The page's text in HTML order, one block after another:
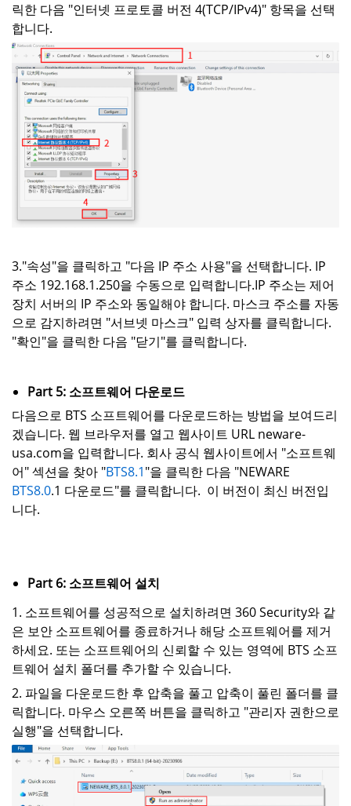
릭한 다음 "인터넷 프로토콜 버전 4(TCP/IPv4)" 항목을 선택
합니다.
3."속성"을 클릭하고 "다음 IP 주소 사용"을 선택합니다. IP
주소 192.168.1.250을 수동으로 입력합니다.IP 주소는 제어
장치 서버의 IP 주소와 동일해야 합니다. 마스크 주소를 자동
으로 감지하려면 "서브넷 마스크" 입력 상자를 클릭합니다.
"확인"을 클릭한 다음 "닫기"를 클릭합니다.
Part 5: 소프트웨어 다운로드
다음으로 BTS 소프트웨어를 다운로드하는 방법을 보여드리
겠습니다. 웹 브라우저를 열고 웹사이트 URL neware-
usa.com을 입력합니다. 회사 공식 웹사이트에서 "소프트웨
어" 섹션을 찾아 "BTS8.1"을 클릭한 다음 "NEWARE
BTS8.0.1 다운로드"를 클릭합니다. 이 버전이 최신 버전입
니다.
Part 6: 소프트웨어 설치
1. 소프트웨어를 성공적으로 설치하려면 360 Security와 같
은 보안 소프트웨어를 종료하거나 해당 소프트웨어를 제거
하세요. 또는 소프트웨어의 신뢰할 수 있는 영역에 BTS 소프
트웨어 설치 폴더를 추가할 수 있습니다.
2. 파일을 다운로드한 후 압축을 풀고 압축이 풀린 폴더를 클
릭합니다. 마우스 오른쪽 버튼을 클릭하고 "관리자 권한으로
실행"을 선택합니다.